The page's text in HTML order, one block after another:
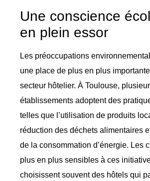
Une conscience
en plein essor
Les préoccupations
une place de plus en plus
secteur hôtelier. À Toulouse,
établissements adoptent des
telles que l’utilisation de produits
réduction des déchets alimentaires
de la consommation d’énergie. Les
plus en plus sensibles à ces
choisissent souvent des hôtels qui